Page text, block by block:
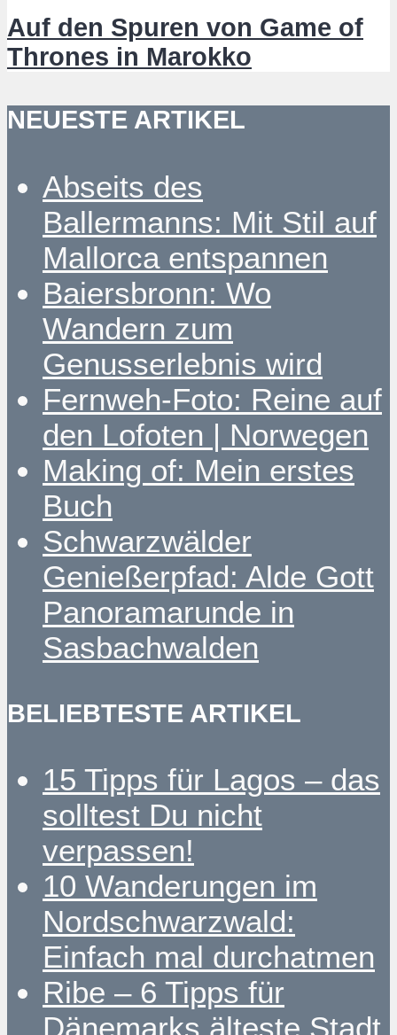
Auf den Spuren von Game of
Thrones in Marokko
NEUESTE ARTIKEL
Abseits des
Ballermanns: Mit Stil auf
Mallorca entspannen
Baiersbronn: Wo
Wandern zum
Genusserlebnis wird
Fernweh-Foto: Reine auf
den Lofoten | Norwegen
Making of: Mein erstes
Buch
Schwarzwälder
Genießerpfad: Alde Gott
Panoramarunde in
Sasbachwalden
BELIEBTESTE ARTIKEL
15 Tipps für Lagos – das
solltest Du nicht
verpassen!
10 Wanderungen im
Nordschwarzwald:
Einfach mal durchatmen
Ribe – 6 Tipps für
Dänemarks älteste Stadt